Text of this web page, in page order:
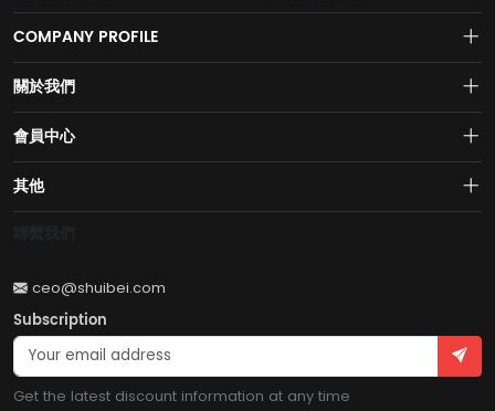
COMPANY PROFILE
球黃金珠寶跨境電商平臺！AI與區塊鏈的完美結合的【水貝幣$SB】引領
全球黃金珠寶穩定幣RWA新紀元！
關於我們
About us
Join us
Privacy policy
會員中心
Account
Order
Brand List
其他
Terms of use
Become a seller
Account
ceo@shuibei.com
Subscription
Get the latest discount information at any time